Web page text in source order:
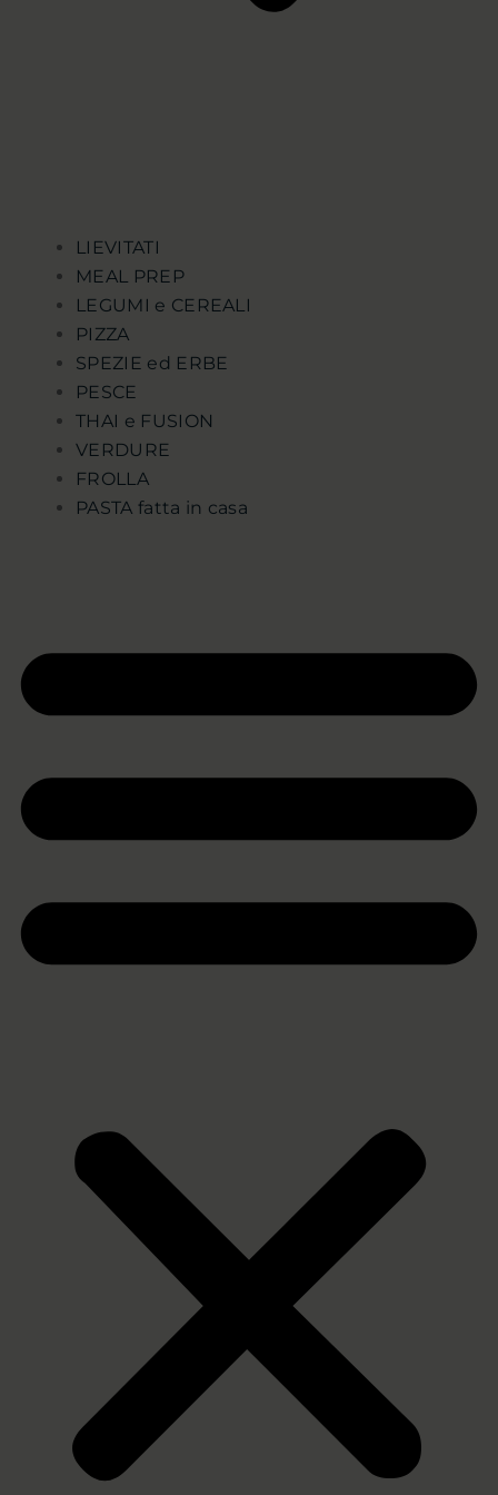
LIEVITATI
MEAL PREP
LEGUMI e CEREALI
PIZZA
SPEZIE ed ERBE
PESCE
THAI e FUSION
VERDURE
FROLLA
PASTA fatta in casa